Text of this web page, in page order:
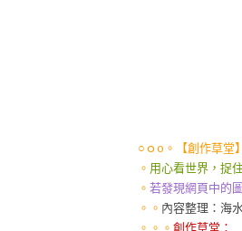
○ｏo。【創作草堂
。 用心看世界，捉
。 若發現網頁中的
。。 內容整理：海
。。。 創作草堂：